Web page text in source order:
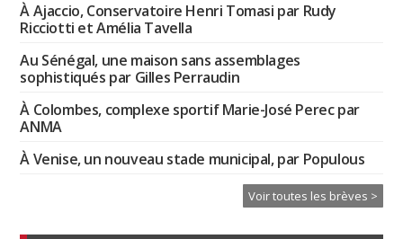
À Ajaccio, Conservatoire Henri Tomasi par Rudy
Ricciotti et Amélia Tavella
Au Sénégal, une maison sans assemblages
sophistiqués par Gilles Perraudin
À Colombes, complexe sportif Marie-José Perec par
ANMA
À Venise, un nouveau stade municipal, par Populous
Voir toutes les brèves >